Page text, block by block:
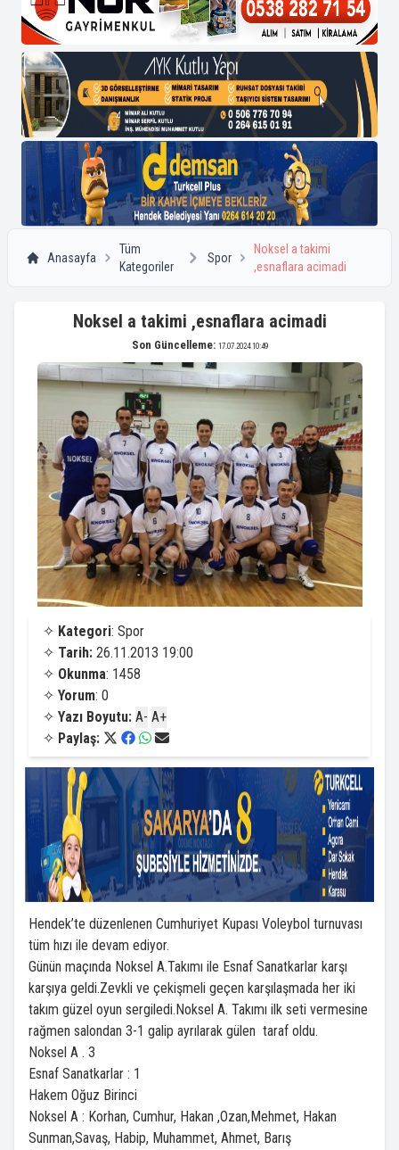
Anasayfa
Tüm
Kategoriler
Spor
Noksel a takimi
,esnaflara acimadi
Noksel a takimi ,esnaflara acimadi
Son Güncelleme: 17.07.2024 10:49
✧ Kategori: Spor
✧ Tarih: 26.11.2013 19:00
✧ Okunma: 1458
✧ Yorum: 0
✧ Yazı Boyutu: A- A+
✧ Paylaş:
Hendek’te düzenlenen Cumhuriyet Kupası Voleybol turnuvası
tüm hızı ile devam ediyor.
Günün maçında Noksel A.Takımı ile Esnaf Sanatkarlar karşı
karşıya geldi.Zevkli ve çekişmeli geçen karşılaşmada her iki
takım güzel oyun sergiledi.Noksel A. Takımı ilk seti vermesine
rağmen salondan 3-1 galip ayrılarak gülen taraf oldu.
Noksel A . 3
Esnaf Sanatkarlar : 1
Hakem Oğuz Birinci
Noksel A : Korhan, Cumhur, Hakan ,Ozan,Mehmet, Hakan
Sunman,Savaş, Habip, Muhammet, Ahmet, Barış